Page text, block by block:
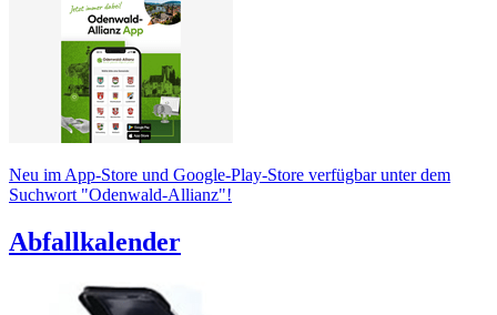
Neu im App-Store und Google-Play-Store verfügbar unter dem
Suchwort "Odenwald-Allianz"!
Abfallkalender